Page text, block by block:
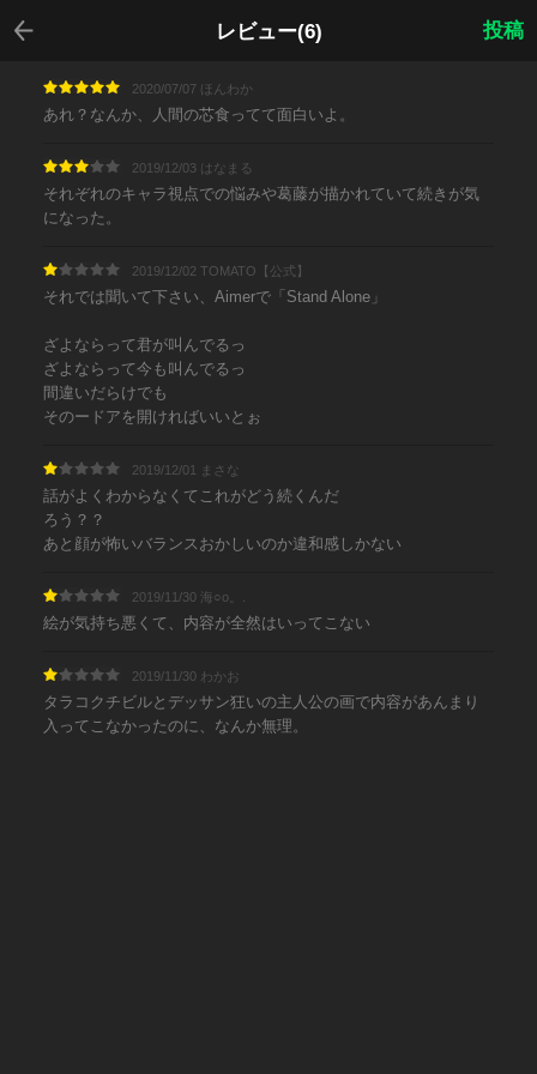
レビュー(6)
戻る
投稿
2020/07/07 ほんわか
あれ？なんか、人間の芯食ってて面白いよ。
2019/12/03 はなまる
それぞれのキャラ視点での悩みや葛藤が描かれていて続きが気
になった。
2019/12/02 TOMATO【公式】
それでは聞いて下さい、Aimerで「Stand Alone」
ざよならって君が叫んでるっ
ざよならって今も叫んでるっ
間違いだらけでも
そのードアを開ければいいとぉ
2019/12/01 まさな
話がよくわからなくてこれがどう続くんだ
ろう？？
あと顔が怖いバランスおかしいのか違和感しかない
2019/11/30 海○o。.
絵が気持ち悪くて、内容が全然はいってこない
2019/11/30 わかお
タラコクチビルとデッサン狂いの主人公の画で内容があんまり
入ってこなかったのに、なんか無理。